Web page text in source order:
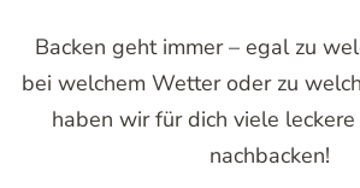
Backen geht immer – egal zu
bei welchem Wetter oder zu
haben wir für dich viele leckere
nachbacken!